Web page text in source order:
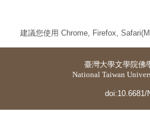
建議您使用 Chrome, Firefox,
臺灣大學文學院佛
National Taiwan
doi:10.6681/